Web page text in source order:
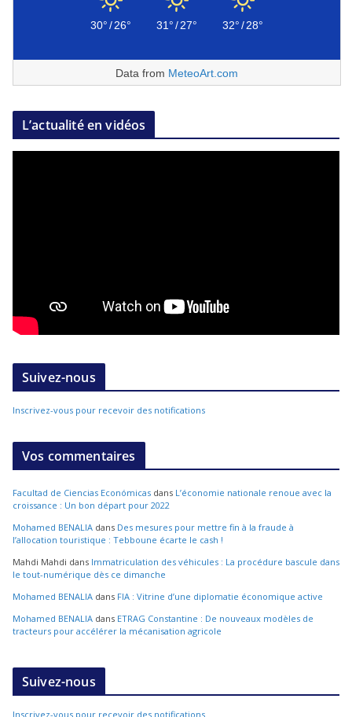
30°/26° 31°/27° 32°/28°
Data from MeteoArt.com
L’actualité en vidéos
Suivez-nous
Inscrivez-vous pour recevoir des notifications
Vos commentaires
Facultad de Ciencias Económicas dans L’économie nationale renoue avec la
croissance : Un bon départ pour 2022
Mohamed BENALIA dans Des mesures pour mettre fin à la fraude à
l’allocation touristique : Tebboune écarte le cash !
Mahdi Mahdi dans Immatriculation des véhicules : La procédure bascule dans
le tout-numérique dès ce dimanche
Mohamed BENALIA dans FIA : Vitrine d’une diplomatie économique active
Mohamed BENALIA dans ETRAG Constantine : De nouveaux modèles de
tracteurs pour accélérer la mécanisation agricole
Suivez-nous
Inscrivez-vous pour recevoir des notifications